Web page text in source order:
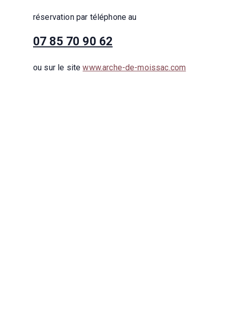
réservation par téléphone au
07 85 70 90 62
ou sur le sitewww.arche-de-moissac.com